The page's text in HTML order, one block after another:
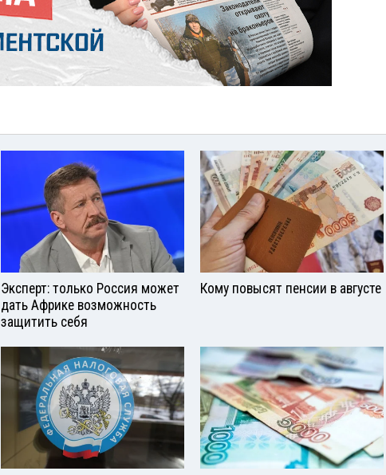
Эксперт: только Россия может
дать Африке возможность
защитить себя
Кому повысят пенсии в августе